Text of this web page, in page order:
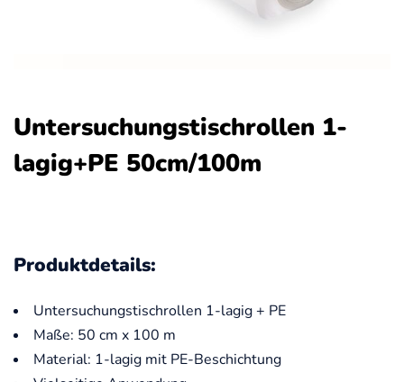
Untersuchungstischrollen 1-
lagig+PE 50cm/100m
Produktdetails:
Untersuchungstischrollen 1-lagig + PE
Maße: 50 cm x 100 m
Material: 1-lagig mit PE-Beschichtung